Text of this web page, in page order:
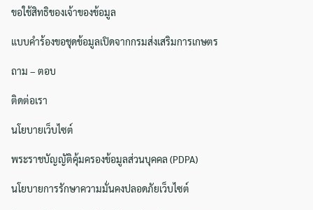
ขอใช้สิทธิของเจ้าของข้อมูล
แบบคำร้องขอชุดข้อมูลเปิดจากกรมส่งเสริมการเกษตร
ถาม – ตอบ
ติดต่อเรา
นโยบายเว็บไซต์
พระราชบัญญัติคุ้มครองข้อมูลส่วนบุคคล (PDPA)
นโยบายการรักษาความมั่นคงปลอดภัยเว็บไซต์